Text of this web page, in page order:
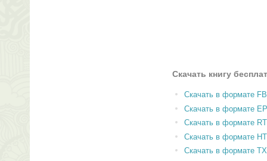
Скачать книгу
Скачать в формате
Скачать в формате
Скачать в формате
Скачать в формате
Скачать в формате